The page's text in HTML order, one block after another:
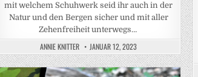
mit welchem Schuhwerk seid ihr auch in der
Natur und den Bergen sicher und mit aller
Zehenfreiheit unterwegs…
ANNIE KNITTER JANUAR 12, 2023